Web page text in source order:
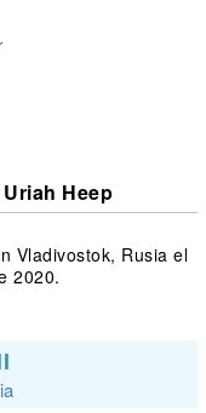
Heep
Vladivostok, Rusia el
2020.